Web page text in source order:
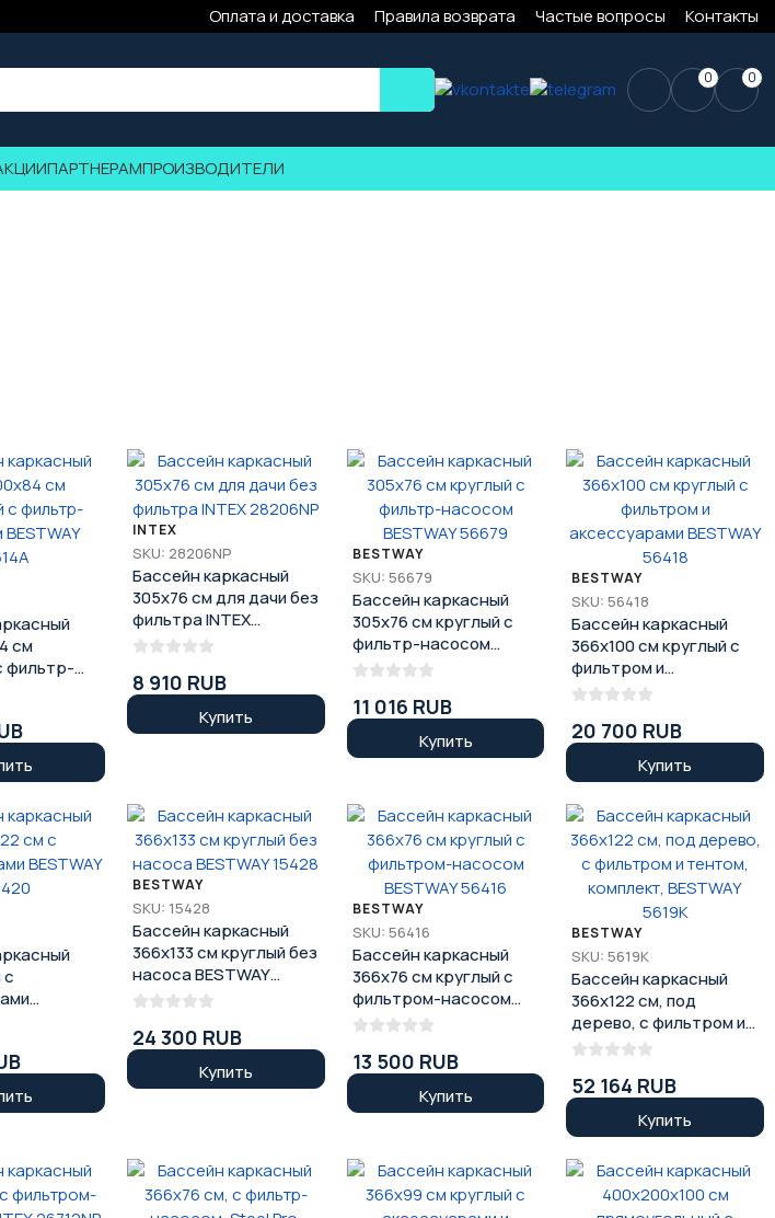
Оплата и доставка Правила возврата Частые вопросы Контакты
0 0
ПАРТНЕРАМПРОИЗВОДИТЕЛИ
см
фильтр-
INTEX
SKU: 28206NP
Бассейн каркасный
305х76 см для дачи без
фильтра INTEX
28206NP
8 910 RUB
Купить
BESTWAY
SKU: 56679
Бассейн каркасный
305х76 см круглый с
фильтр-насосом
BESTWAY 56679
11 016 RUB
Купить
BESTWAY
SKU: 56418
Бассейн каркасный
366x100 см круглый с
фильтром и
аксессуарами
20 700 RUB
Купить
с
BESTWAY
SKU: 15428
Бассейн каркасный
366x133 см круглый без
насоса BESTWAY
15428
24 300 RUB
Купить
BESTWAY
SKU: 56416
Бассейн каркасный
366x76 см круглый с
фильтром-насосом
BESTWAY 56416
13 500 RUB
Купить
BESTWAY
SKU: 5619K
Бассейн каркасный
366х122 см, под
дерево, с фильтром и
тентом, комплект,
52 164 RUB
Купить